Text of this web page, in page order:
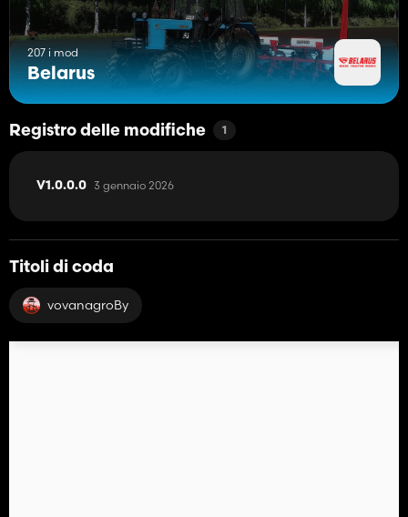
207 i mod
Belarus
Registro delle modifiche 1
V1.0.0.0 3 gennaio 2026
Titoli di coda
vovanagroBy